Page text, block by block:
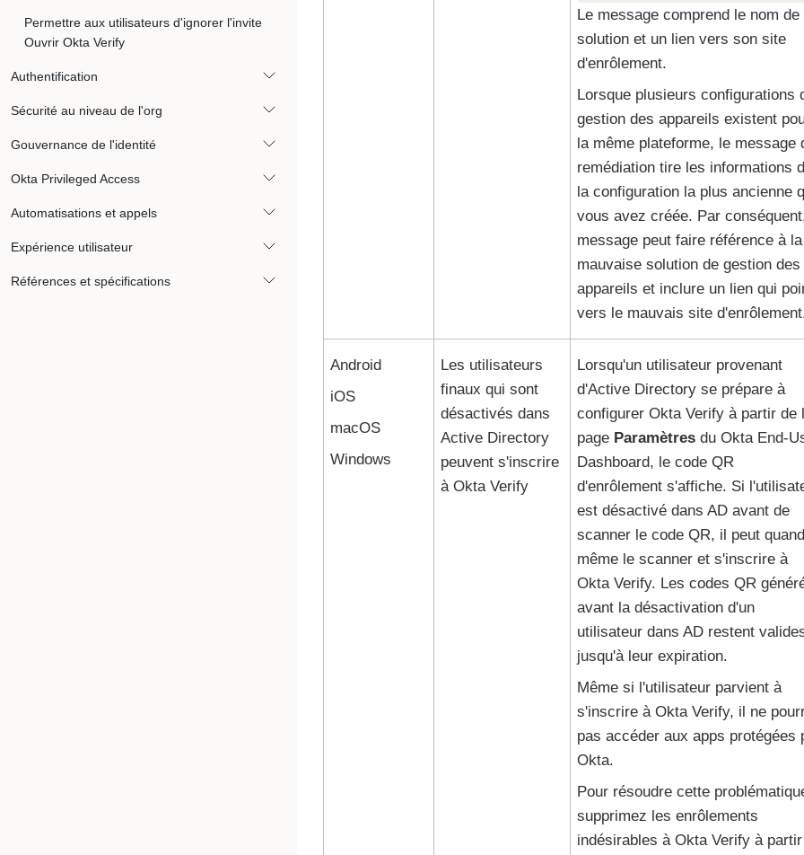
Permettre aux utilisateurs d'ignorer l'invite
Ouvrir Okta Verify
Authentification
Sécurité au niveau de l'org
Gouvernance de l'identité
Okta Privileged Access
Automatisations et appels
Expérience utilisateur
Références et spécifications
Le message comprend le nom de
solution et un lien vers son site
d'enrôlement.
Lorsque plusieurs configurations
gestion des appareils existent
la même plateforme, le message
remédiation tire les informations
la configuration la plus ancienne
vous avez créée. Par
message peut faire référence à la
mauvaise solution de gestion des
appareils et inclure un lien qui
vers le mauvais site
Android
iOS
macOS
Windows
Les utilisateurs
finaux qui sont
désactivés dans
Active Directory
peuvent s'inscrire
à Okta Verify
Lorsqu'un utilisateur provenant
d'Active Directoryse prépare à
configurer Okta Verifyà partir de
page Paramètresdu Okta End-
Dashboard, le code QR
d'enrôlement s'affiche. Si
est désactivé dans AD avant de
scanner le code QR, il peut quand
même le scanner et s'inscrire à
Okta Verify. Les codes QR
avant la désactivation d'un
utilisateur dans AD restent
jusqu'à leur expiration.
Même si l'utilisateur parvient à
s'inscrire à Okta Verify, il ne
pas accéder aux apps protégées
Okta.
Pour résoudre cette
supprimez les enrôlements
indésirables à Okta Verifyà partir